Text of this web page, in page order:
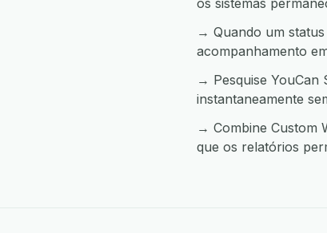
os sistemas
→ Quando um
acompanhamento
→ Pesquise YouCan
instantaneamente
→ Combine Custom
que os relatórios